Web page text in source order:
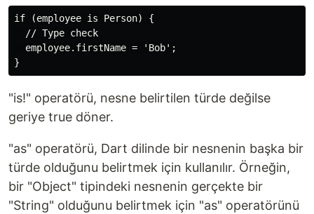
if (employee is Person) {
  // Type check
  employee.firstName = 'Bob';
"is!" operatörü, nesne belirtilen türde değilse
geriye true döner.
"as" operatörü, Dart dilinde bir nesnenin başka bir
türde olduğunu belirtmek için kullanılır. Örneğin,
bir "Object" tipindeki nesnenin gerçekte bir
"String" olduğunu belirtmek için "as" operatörünü